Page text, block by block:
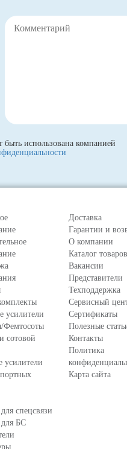
использована компанией
усилители
Фемтосоты
сотовой
усилители
спецсвязи
БС
Доставка
Гарантии и
О компании
Каталог товаров
Вакансии
Представители
Техподдержка
Сервисный
Сертификаты
Полезные
Контакты
Политика
Карта сайта